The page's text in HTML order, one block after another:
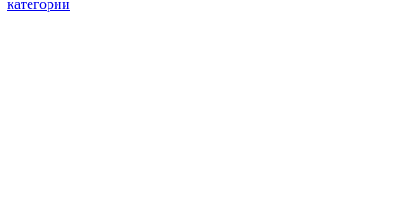
категории